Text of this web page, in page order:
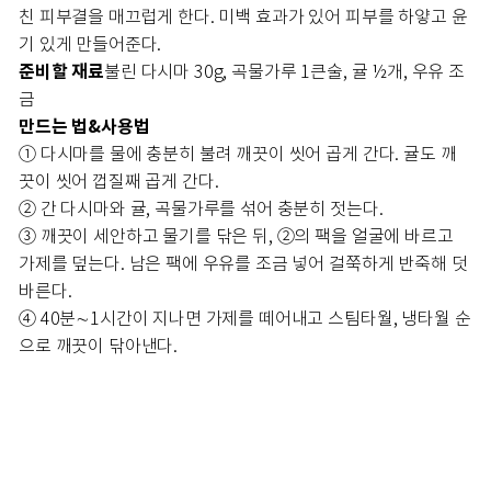
친 피부결을 매끄럽게 한다. 미백 효과가 있어 피부를 하얗고 윤
기 있게 만들어준다.
준비할 재료불린 다시마 30g, 곡물가루 1큰술, 귤 ½개, 우유 조
금
만드는 법&사용법
① 다시마를 물에 충분히 불려 깨끗이 씻어 곱게 간다. 귤도 깨
끗이 씻어 껍질째 곱게 간다.
② 간 다시마와 귤, 곡물가루를 섞어 충분히 젓는다.
③ 깨끗이 세안하고 물기를 닦은 뒤, ②의 팩을 얼굴에 바르고
가제를 덮는다. 남은 팩에 우유를 조금 넣어 걸쭉하게 반죽해 덧
바른다.
④ 40분∼1시간이 지나면 가제를 떼어내고 스팀타월, 냉타월 순
으로 깨끗이 닦아낸다.